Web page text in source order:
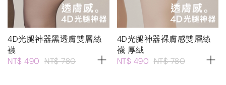
4D光腿神器黑透膚雙層絲
襪
NT$ 490 NT$ 780
4D光腿神器裸膚感雙層絲
襪 厚絨
NT$ 490 NT$ 780